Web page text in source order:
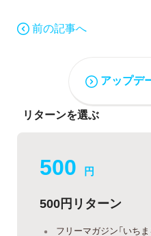
前の記事へ
アップデ
リターンを選ぶ
500 円
500円リターン
フリーマガジン「いち